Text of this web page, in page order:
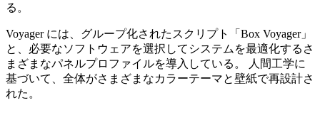
る。
Voyager には、グループ化されたスクリプト「Box Voyager」
と、必要なソフトウェアを選択してシステムを最適化するさ
まざまなパネルプロファイルを導入している。 人間工学に
基づいて、全体がさまざまなカラーテーマと壁紙で再設計さ
れた。